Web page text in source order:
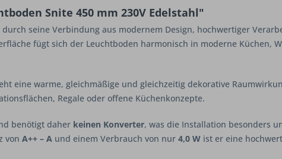
Snite 450 mm 230V Edelstahl"
seine Verbindung aus modernem Design, hochwertiger
fügt sich der Leuchtboden harmonisch in moderne Küchen,
eine warme, gleichmäßige und gleichzeitig dekorative
Regale oder offene Küchenkonzepte.
benötigt daher keinen Konverter, was die Installation besonders
von A++ – A und einem Verbrauch von nur 4,0 W ist er eine